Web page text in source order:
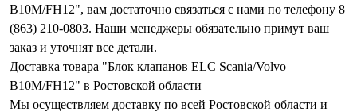
B10M/FH12", вам достаточно связаться с нами по телефону 8
(863) 210-0803. Наши менеджеры обязательно примут ваш
заказ и уточнят все детали.
Доставка товара "Блок клапанов ELC Scania/Volvo
B10M/FH12" в Ростовской области
Мы осуществляем доставку по всей Ростовской области и